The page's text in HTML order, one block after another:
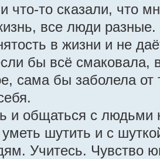
что-то сказали, что
все люди
в жизни и не
бы всё смаковала,
сама бы заболела от
и общаться с людьми
шутить и с
Учитесь. Чувство